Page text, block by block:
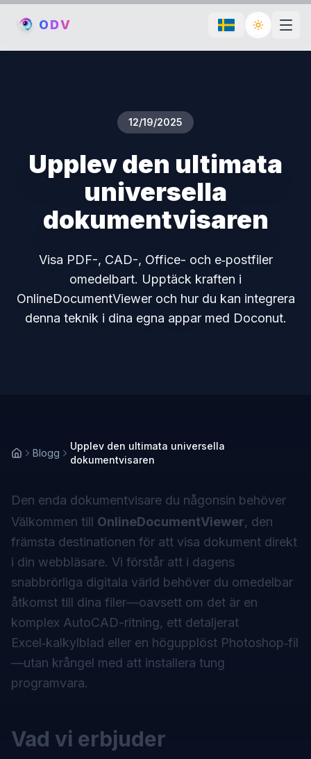
ODV Toggle
12/19/2025
Upplev den ultimata
universella
dokumentvisaren
Visa PDF-, CAD-, Office- och e‑postfiler
omedelbart. Upptäck kraften i
OnlineDocumentViewer och hur du kan integrera
denna teknik i dina egna appar med Doconut.
Blogg
Upplev den ultimata universella
dokumentvisaren
Den enda dokumentvisare du någonsin behöver
Välkommen till OnlineDocumentViewer, den
främsta destinationen för att visa dokument direkt
i din webbläsare. Vi förstår att i dagens
snabbrörliga digitala värld behöver du omedelbar
åtkomst till dina filer—oavsett om det är en
komplex AutoCAD-ritning, ett detaljerat
Excel‑kalkylblad eller en högupplöst Photoshop‑fil
—utan krångel med att installera tung
programvara.
Vad vi erbjuder